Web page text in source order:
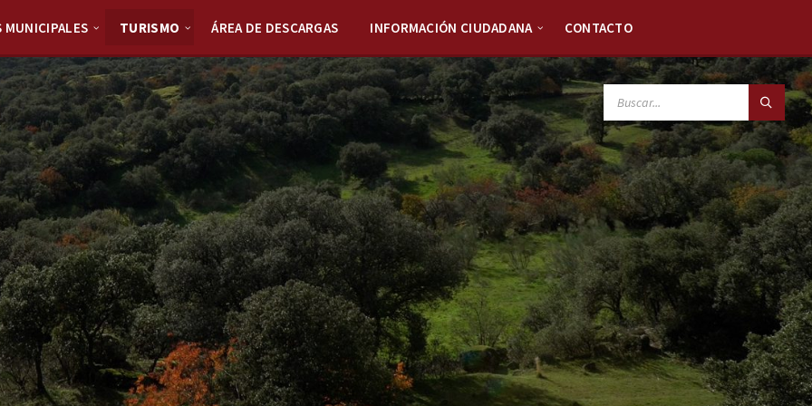
MUNICIPALES TURISMO ÁREA DE DESCARGAS INFORMACIÓN CIUDADANA CONTACTO
SEARCH: